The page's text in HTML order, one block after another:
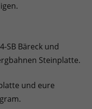
SB Bäreck und
Steinplatte.
und eure